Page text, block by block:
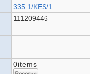
335.1/KES/1
111209446
0items